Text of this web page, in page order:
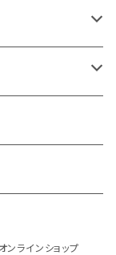
ラインショップ